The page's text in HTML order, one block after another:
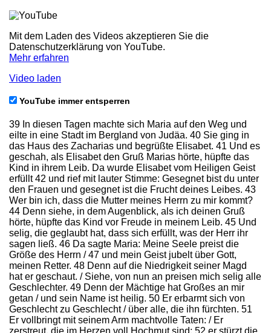
Mit dem Laden des Videos akzeptieren Sie die
Datenschutzerklärung von YouTube.
Mehr erfahren
Video laden
YouTube immer entsperren
39 In diesen Tagen machte sich Maria auf den Weg und
eilte in eine Stadt im Bergland von Judäa. 40 Sie ging in
das Haus des Zacharias und begrüßte Elisabet. 41 Und es
geschah, als Elisabet den Gruß Marias hörte, hüpfte das
Kind in ihrem Leib. Da wurde Elisabet vom Heiligen Geist
erfüllt 42 und rief mit lauter Stimme: Gesegnet bist du unter
den Frauen und gesegnet ist die Frucht deines Leibes. 43
Wer bin ich, dass die Mutter meines Herrn zu mir kommt?
44 Denn siehe, in dem Augenblick, als ich deinen Gruß
hörte, hüpfte das Kind vor Freude in meinem Leib. 45 Und
selig, die geglaubt hat, dass sich erfüllt, was der Herr ihr
sagen ließ. 46 Da sagte Maria: Meine Seele preist die
Größe des Herrn / 47 und mein Geist jubelt über Gott,
meinen Retter. 48 Denn auf die Niedrigkeit seiner Magd
hat er geschaut. / Siehe, von nun an preisen mich selig alle
Geschlechter. 49 Denn der Mächtige hat Großes an mir
getan / und sein Name ist heilig. 50 Er erbarmt sich von
Geschlecht zu Geschlecht / über alle, die ihn fürchten. 51
Er vollbringt mit seinem Arm machtvolle Taten: / Er
zerstreut, die im Herzen voll Hochmut sind; 52 er stürzt die